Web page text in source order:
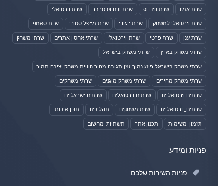
שרת אמיו שרת ווינדוס שרת ווינדוס סרבר שרת וירטואלי
שרת וירטואלי למשחק שרת ייעודי שרת מייפל סטורי שרת סאמפ
שרת ענן שרת פרטי שרת_וירטואלי שרתי אחסון אתרים שרתי משחק
שרתי משחק בארץ שרתי משחק בישראל
שרתי משחק בישראל פינג נמוך זמן תגובה מהיר חוויית משחק יציבה תמיכ
שרתי משחק מהירים שרתי משחק מוגנים שרתי משחקים
שרתים וירטואליים שרתים וירטואלים שרתים ישראליים
שרתים_וירטואליים שרתימשחקים תהליכים תוכן איכותי
תזמון_משימות תכנון אתר תשתיות_מחשוב
פניות ומידע
פניות השירות שלכם